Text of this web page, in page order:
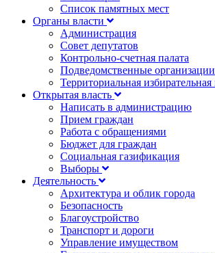
Список памятных мест
Органы власти
Администрация
Совет депутатов
Контрольно-счетная палата
Подведомственные организации
Территориальная
Открытая власть
Написать в администрацию
Прием граждан
Работа с обращениями
Бюджет для граждан
Социальная газификация
Выборы
Деятельность
Архитектура и облик города
Безопасность
Благоустройство
Транспорт и дороги
Управление имуществом